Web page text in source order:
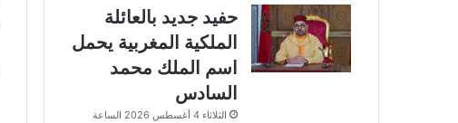
حفيد جديد بالعائلة
الملكية المغربية يحمل
اسم الملك محمد
السادس
الثلاثاء 4 أغسطس 2026 الساعة